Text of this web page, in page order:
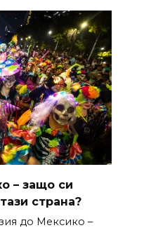
– защо си
страна?
до Мексико –